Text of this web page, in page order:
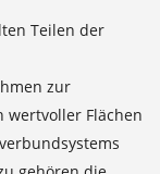
Teilen der
zur
wertvoller Flächen